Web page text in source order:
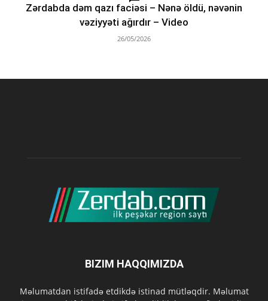
Zərdabda dəm qazı faciəsi – Nənə öldü, nəvənin
vəziyyəti ağırdır – Video
26/05/2026
BIZIM HAQQIMIZDA
Məlumatdan istifadə etdikdə istinad mütləqdir. Məlumat